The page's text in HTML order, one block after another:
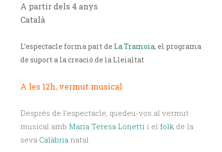
A partir dels 4 anys
Català
L’espectacle forma part de La Tramoia, el programa
de suport a la creació de la Lleialtat
A les 12h, vermut musical
Després de l’espectacle, quedeu-vos al vermut
musical amb Maria Teresa Lonetti i el folk de la
seva Calàbria natal.